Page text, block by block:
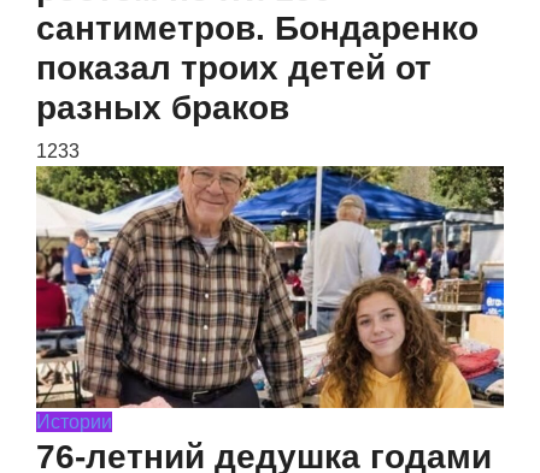
сантиметров. Бондаренко
показал троих детей от
разных браков
1233
Истории
76-летний дедушка годами